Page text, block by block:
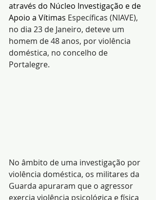
através do Núcleo Investigação e de
Apoio a Vítimas Específicas (NIAVE),
no dia 23 de Janeiro, deteve um
homem de 48 anos, por violência
doméstica, no concelho de
Portalegre.
No âmbito de uma investigação por
violência doméstica, os militares da
Guarda apuraram que o agressor
exercia violência psicológica e física